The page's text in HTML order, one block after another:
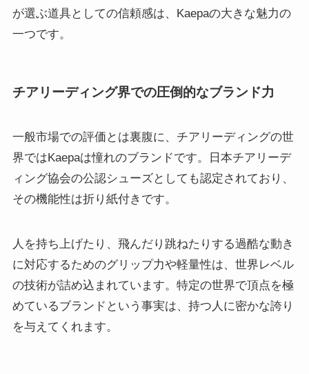
が選ぶ道具としての信頼感は、Kaepaの大きな魅力の
一つです。
チアリーディング界での圧倒的なブランド力
一般市場での評価とは裏腹に、チアリーディングの世
界ではKaepaは憧れのブランドです。日本チアリーデ
ィング協会の公認シューズとしても認定されており、
その機能性は折り紙付きです。
人を持ち上げたり、飛んだり跳ねたりする過酷な動き
に対応するためのグリップ力や軽量性は、世界レベル
の技術が詰め込まれています。特定の世界で頂点を極
めているブランドという事実は、持つ人に密かな誇り
を与えてくれます。